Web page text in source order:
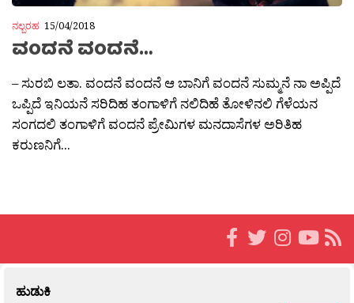
ನಲ್ಬರಹ 15/04/2018
ವಂದನೆ ವಂದನೆ…
– ಸುರಬಿ ಲತಾ. ವಂದನೆ ವಂದನೆ ಆ ಬಾನಿಗೆ ವಂದನೆ ಸುಮ್ಮನೆ ನಾ ಅಪ್ಪಿದೆ
ಒಪ್ಪಿದೆ ಇನಿಯನೆ ಸರಿದಿಹ ತಂಗಾಳಿಗೆ ನಲಿದಿಹೆ ತೋಳಿನಲಿ ಗೆಳೆಯನ
ಸಂಗದಲಿ ತಂಗಾಳಿಗೆ ವಂದನೆ ಪ್ರೇಮಿಗಳ ಮನದಾಸೆಗಳ ಅರಿತಿಹ
ಕರುಣನಿಗೆ...
ಹುಡುಕಿ